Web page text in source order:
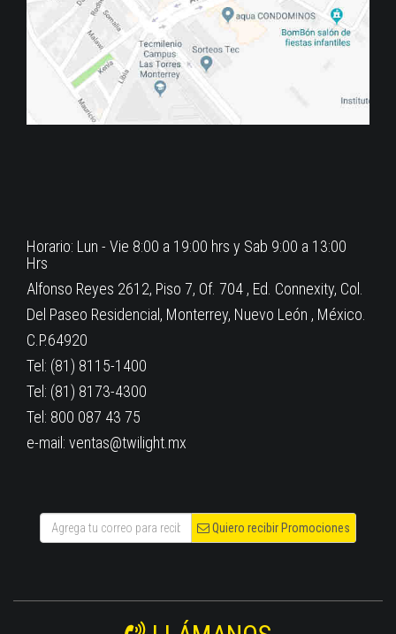
Horario: Lun - Vie 8:00 a 19:00 hrs y Sab 9:00 a 13:00
Hrs
Alfonso Reyes 2612, Piso 7, Of. 704 , Ed. Connexity, Col.
Del Paseo Residencial, Monterrey, Nuevo León , México.
C.P.64920
Tel: (81) 8115-1400
Tel: (81) 8173-4300
Tel: 800 087 43 75
e-mail: ventas@twilight.mx
Quiero recibir Promociones